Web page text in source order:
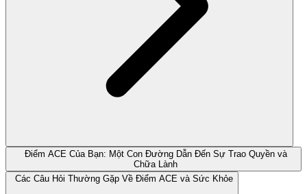
Điểm ACE Của Bạn: Một Con Đường Dẫn Đến Sự Trao Quyền và
Chữa Lành
Các Câu Hỏi Thường Gặp Về Điểm ACE và Sức Khỏe